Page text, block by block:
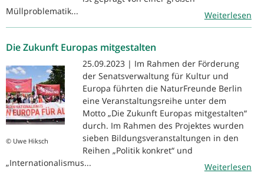
Müllproblematik...
Weiterlesen
Die Zukunft Europas mitgestalten
© Uwe Hiksch
25.09.2023 | Im Rahmen der Förderung
der Senatsverwaltung für Kultur und
Europa führten die NaturFreunde Berlin
eine Veranstaltungsreihe unter dem
Motto „Die Zukunft Europas mitgestalten“
durch. Im Rahmen des Projektes wurden
sieben Bildungsveranstaltungen in den
Reihen „Politik konkret“ und
„Internationalismus...
Weiterlesen